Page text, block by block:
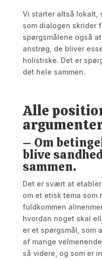
Vi starter altså lokalt,
som dialogen skrider
spørgsmålene også
anstrøg, de bliver
holistiske. Det er
det hele sammen.
Alle
– Om
blive
sammen.
Det er svært at
om et etisk tema
fuldkommen
hvordan noget skal
er et spørgsmål, som
af mange
så videre, og som er